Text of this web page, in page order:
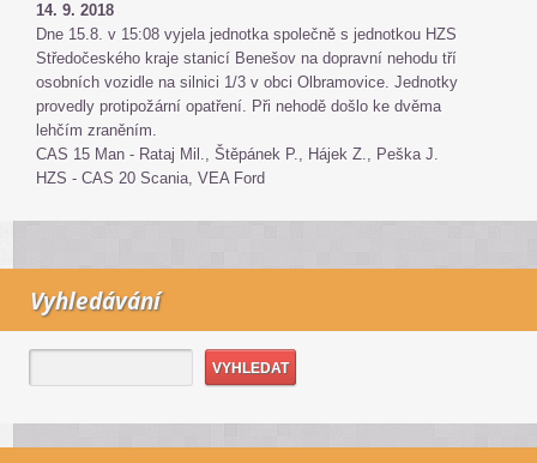
14. 9. 2018
Dne 15.8. v 15:08 vyjela jednotka společně s jednotkou HZS
Středočeského kraje stanicí Benešov na dopravní nehodu tří
osobních vozidle na silnici 1/3 v obci Olbramovice. Jednotky
provedly protipožární opatření. Při nehodě došlo ke dvěma
lehčím zraněním.
CAS 15 Man - Rataj Mil., Štěpánek P., Hájek Z., Peška J.
HZS - CAS 20 Scania, VEA Ford
Vyhledávání